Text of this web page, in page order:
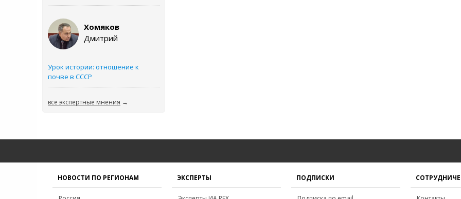
Хомяков
Дмитрий
Урок истории: отношение к
почве в СССР
все экспертные мнения →
НОВОСТИ ПО РЕГИОНАМ ЭКСПЕРТЫ ПОДПИСКИ